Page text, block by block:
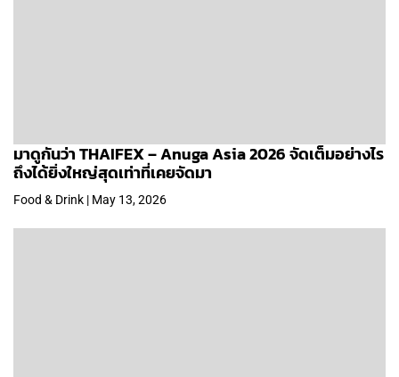
มาดูกันว่า THAIFEX – Anuga Asia 2026 จัดเต็มอย่างไร
ถึงได้ยิ่งใหญ่สุดเท่าที่เคยจัดมา
Food & Drink | May 13, 2026